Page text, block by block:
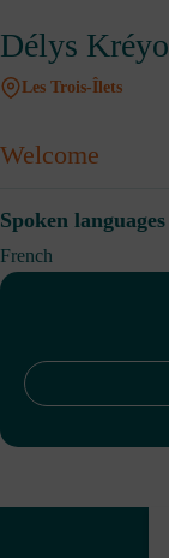
Délys
Les Trois-Îlets
Welcome
Spoken languages
French